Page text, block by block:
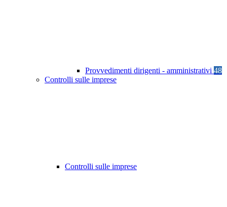
Provvedimenti dirigenti - amministrativi 48
Controlli sulle imprese
Controlli sulle imprese